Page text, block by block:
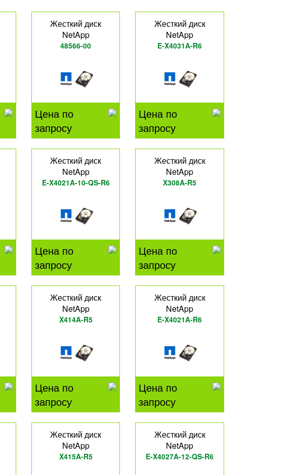
Жесткий диск
NetApp
48566-00
Цена по
запросу
Жесткий диск
NetApp
E-X4031A-R6
Цена по
запросу
Жесткий диск
NetApp
E-X4021A-10-QS-R6
Цена по
запросу
Жесткий диск
NetApp
X308A-R5
Цена по
запросу
Жесткий диск
NetApp
X414A-R5
Цена по
запросу
Жесткий диск
NetApp
E-X4021A-R6
Цена по
запросу
Жесткий диск
NetApp
X415A-R5
Жесткий диск
NetApp
E-X4027A-12-QS-R6